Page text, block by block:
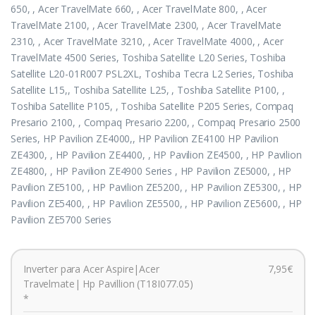
650, , Acer TravelMate 660, , Acer TravelMate 800, , Acer
TravelMate 2100, , Acer TravelMate 2300, , Acer TravelMate
2310, , Acer TravelMate 3210, , Acer TravelMate 4000, , Acer
TravelMate 4500 Series, Toshiba Satellite L20 Series, Toshiba
Satellite L20-01R007 PSL2XL, Toshiba Tecra L2 Series, Toshiba
Satellite L15,, Toshiba Satellite L25, , Toshiba Satellite P100, ,
Toshiba Satellite P105, , Toshiba Satellite P205 Series, Compaq
Presario 2100, , Compaq Presario 2200, , Compaq Presario 2500
Series, HP Pavilion ZE4000,, HP Pavilion ZE4100 HP Pavilion
ZE4300, , HP Pavilion ZE4400, , HP Pavilion ZE4500, , HP Pavilion
ZE4800, , HP Pavilion ZE4900 Series , HP Pavilion ZE5000, , HP
Pavilion ZE5100, , HP Pavilion ZE5200, , HP Pavilion ZE5300, , HP
Pavilion ZE5400, , HP Pavilion ZE5500, , HP Pavilion ZE5600, , HP
Pavilion ZE5700 Series
Inverter para Acer Aspire|Acer
Travelmate| Hp Pavillion (T18I077.05)
*
7,95€